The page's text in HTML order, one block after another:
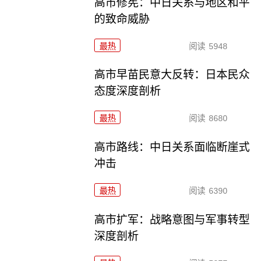
的致命威胁
最热 阅读 5948
高市早苗民意大反转：日本民众
态度深度剖析
最热 阅读 8680
高市路线：中日关系面临断崖式
冲击
最热 阅读 6390
高市扩军：战略意图与军事转型
深度剖析